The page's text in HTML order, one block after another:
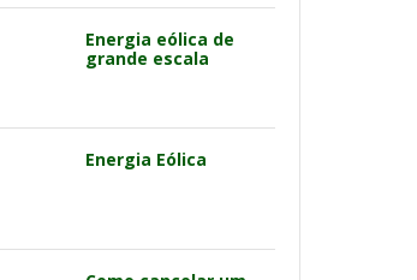
Energia eólica de
grande escala
Energia Eólica